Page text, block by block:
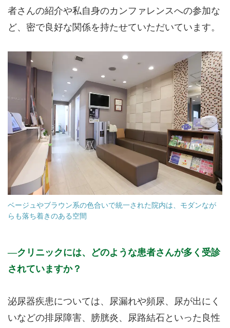
者さんの紹介や私自身のカンファレンスへの参加な
ど、密で良好な関係を持たせていただいています。
ベージュやブラウン系の色合いで統一された院内は、モダンなが
らも落ち着きのある空間
クリニックには、どのような患者さんが多く受診
されていますか？
泌尿器疾患については、尿漏れや頻尿、尿が出にく
いなどの排尿障害、膀胱炎、尿路結石といった良性